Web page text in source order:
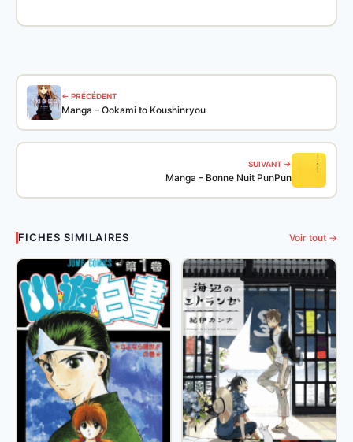
← PRÉCÉDENT
Manga – Ookami to Koushinryou
SUIVANT →
Manga – Bonne Nuit PunPun
FICHES SIMILAIRES Voir tout →